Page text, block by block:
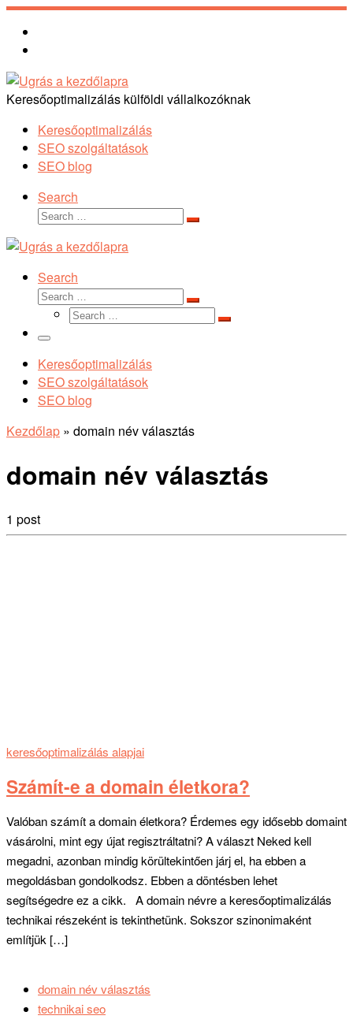
Skip
content
Keresőoptimalizálás külföldi vállalkozóknak
Keresőoptimalizálás
SEO szolgáltatások
SEO blog
Search
Search
Search
Search
Search
Search
Search
Search
Menu
Keresőoptimalizálás
SEO szolgáltatások
SEO blog
Kezdőlap » domain név választás
domain név választás
1 post
keresőoptimalizálás alapjai
Számít-e a domain életkora?
Valóban számít a domain életkora? Érdemes egy idősebb domaint
vásárolni, mint egy újat regisztráltatni? A választ Neked kell
megadni, azonban mindig körültekintően járj el, ha ebben a
megoldásban gondolkodsz. Ebben a döntésben lehet
segítségedre ez a cikk. A domain névre a keresőoptimalizálás
technikai részeként is tekinthetünk. Sokszor szinonimaként
említjük […]
domain név választás
technikai seo